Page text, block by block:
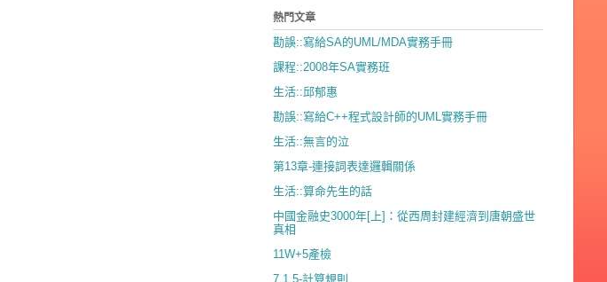
熱門文章
勘誤::寫給SA的UML/MDA實務手冊
課程::2008年SA實務班
生活::邱郁惠
勘誤::寫給C++程式設計師的UML實務手冊
生活::無言的泣
第13章-連接詞表達邏輯關係
生活::算命先生的話
中國金融史3000年[上]：從西周封建經濟到唐朝盛世
真相
11W+5產檢
7.1.5-計算規則